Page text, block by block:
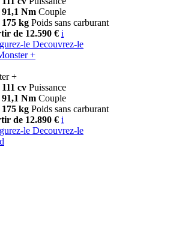
91,1 Nm Couple
175 kg Poids sans carburant
de 12.590 € i
le Decouvrez-le
+
+
111 cv Puissance
91,1 Nm Couple
175 kg Poids sans carburant
de 12.890 € i
le Decouvrez-le